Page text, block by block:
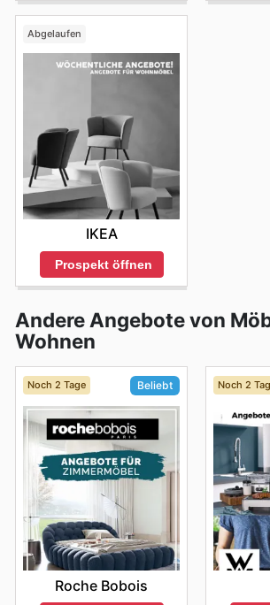
Abgelaufen
IKEA
Prospekt öffnen
Andere Angebote von
Wohnen
Noch 2 Tage Beliebt
Roche Bobois
Noch 2